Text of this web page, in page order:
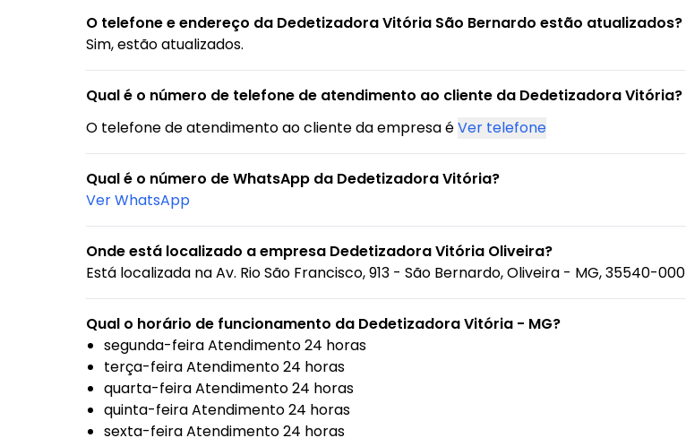
O telefone e endereço da Dedetizadora Vitória São Bernardo estão atualizados?
Sim, estão atualizados.
Qual é o número de telefone de atendimento ao cliente da Dedetizadora Vitória?
O telefone de atendimento ao cliente da empresa éVer telefone
Qual é o número de WhatsApp da Dedetizadora Vitória?
Ver WhatsApp
Onde está localizado a empresa Dedetizadora Vitória Oliveira?
Está localizada naAv. Rio São Francisco, 913 - São Bernardo, Oliveira - MG, 35540-000
Qual o horário de funcionamento da Dedetizadora Vitória - MG?
segunda-feira Atendimento 24 horas
terça-feira Atendimento 24 horas
quarta-feira Atendimento 24 horas
quinta-feira Atendimento 24 horas
sexta-feira Atendimento 24 horas